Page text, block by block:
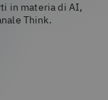
in materia di AI,
Think.